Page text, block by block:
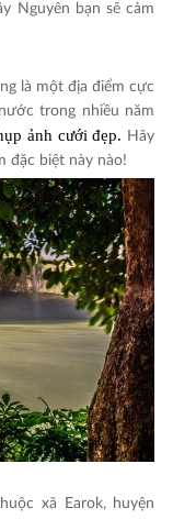
Nguyên bạn sẽ cảm
là một địa điểm cực
trong nhiều năm
ảnh cưới đẹp. Hãy
đặc biệt này nào!
xã Earok, huyện